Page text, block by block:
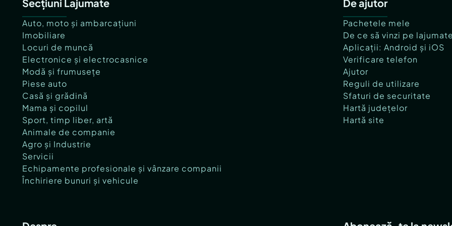
Secțiuni Lajumate
Auto, moto și ambarcațiuni
Imobiliare
Locuri de muncă
Electronice și electrocasnice
Modă și frumusețe
Piese auto
Casă și grădină
Mama și copilul
Sport, timp liber, artă
Animale de companie
Agro și Industrie
Servicii
Echipamente profesionale și vânzare companii
Închiriere bunuri și vehicule
De ajutor
Pachetele mele
De ce să vinzi pe
Aplicații: Android și iOS
Verificare telefon
Ajutor
Reguli de utilizare
Sfaturi de securitate
Hartă județelor
Hartă site